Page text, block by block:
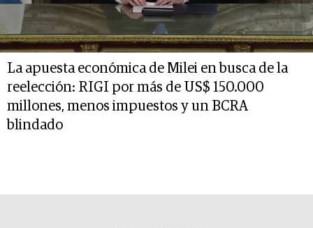
La apuesta económica de Milei en busca de la
reelección: RIGI por más de US$ 150.000
millones, menos impuestos y un BCRA
blindado